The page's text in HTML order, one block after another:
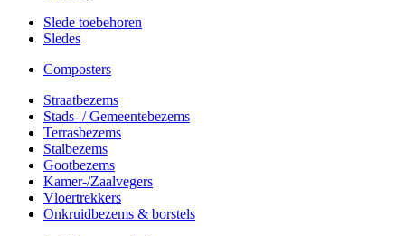
Slede toebehoren
Sledes
Composters
Straatbezems
Stads- / Gemeentebezems
Terrasbezems
Stalbezems
Gootbezems
Kamer-/Zaalvegers
Vloertrekkers
Onkruidbezems & borstels